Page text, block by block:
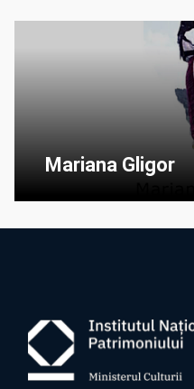
Mariana Gligor